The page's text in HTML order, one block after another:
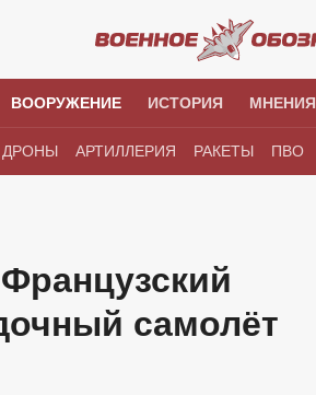
ВООРУЖЕНИЕ ИСТОРИЯ МНЕНИЯ
ДРОНЫ АРТИЛЛЕРИЯ РАКЕТЫ ПВО
самолёт